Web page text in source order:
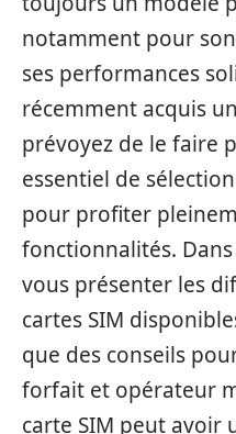
notamment pour
ses performances
récemment acquis
prévoyez de le faire
essentiel de
pour profiter
fonctionnalités.
vous présenter les
cartes SIM
que des conseils
forfait et opérateur
carte SIM peut avoir